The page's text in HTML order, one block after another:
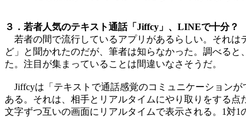
３．若者人気のテキスト通話「Jiffcy」、LINEで十分
若者の間で流行しているアプリがあるらしい。それ
ど」と聞かれたのだが、筆者は知らなかった。調べる
た。注目が集まっていることは間違いなさそうだ。
Jiffcyは「テキストで通話感覚のコミュニケーションが
ある。それは、相手とリアルタイムにやり取りをする
文字ずつ互いの画面にリアルタイムで表示される。1対1